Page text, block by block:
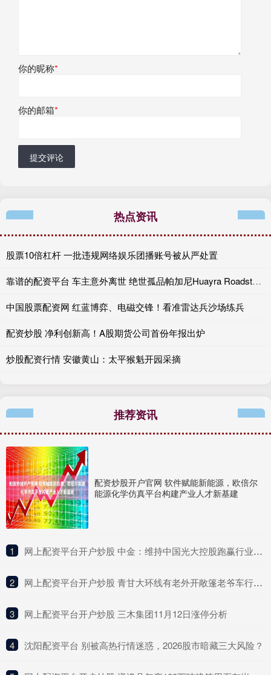
你的昵称*
你的邮箱*
提交评论
热点资讯
股票10倍杠杆 一批违规网络娱乐团播账号被从严处置
靠谱的配资平台 车主意外离世 绝世孤品帕加尼Huayra Roadster手动档将拍卖
中国股票配资网 红蓝博弈、电磁交锋！看准雷达兵沙场练兵
配资炒股 净利创新高！A股期货公司首份年报出炉
炒股配资行情 安徽黄山：太平猴魁开园采摘
推荐资讯
配资炒股开户官网 软件赋能新能源，欧倍尔
能源化学仿真平台构建产业人才新基建
1 ​网上配资平台开户炒股 中金：维持中国光大控股跑赢行业评级 上调目标价至10港元
2 ​网上配资平台开户炒股 青甘大环线有老外开敞篷老爷车行驶，其中有1955款的劳斯莱斯，多名网友偶遇打卡拍照
3 ​网上配资平台开户炒股 三木集团11月12日涨停分析
4 ​沈阳配资平台 别被高热行情迷惑，2026股市暗藏三大风险？